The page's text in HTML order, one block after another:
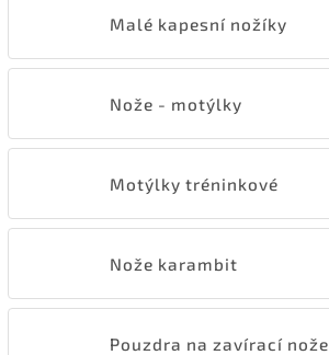
Malé kapesní nožíky
Nože - motýlky
Motýlky tréninkové
Nože karambit
Pouzdra na zavírací nože